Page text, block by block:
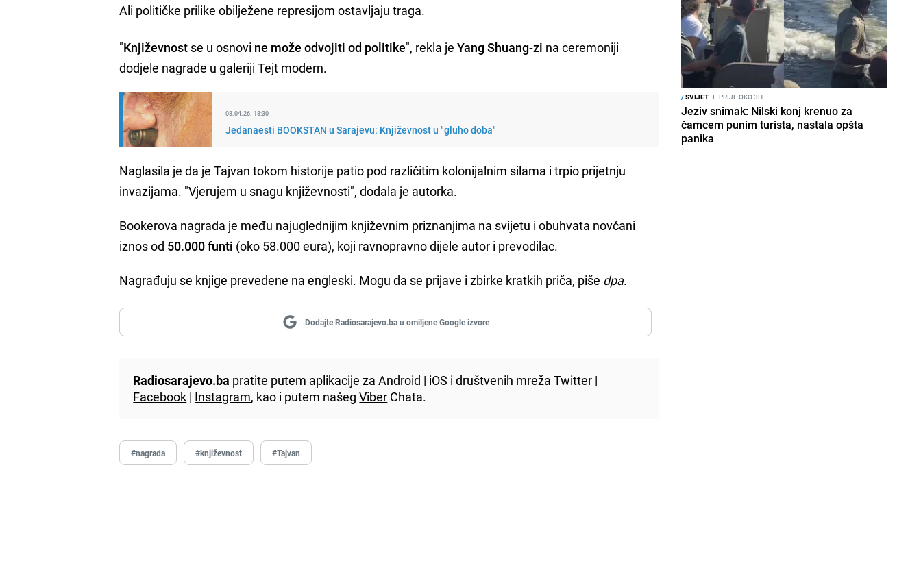
Ali političke prilike obilježene represijom ostavljaju traga.
"Književnost se u osnovi ne može odvojiti od politike", rekla je Yang Shuang-zi na ceremoniji
dodjele nagrade u galeriji Tejt modern.
08.04.26. 18:30
Jedanaesti BOOKSTAN u Sarajevu: Književnost u "gluho doba"
Naglasila je da je Tajvan tokom historije patio pod različitim kolonijalnim silama i trpio prijetnju
invazijama. "Vjerujem u snagu književnosti", dodala je autorka.
Bookerova nagrada je među najuglednijim književnim priznanjima na svijetu i obuhvata novčani
iznos od 50.000 funti (oko 58.000 eura), koji ravnopravno dijele autor i prevodilac.
Nagrađuju se knjige prevedene na engleski. Mogu da se prijave i zbirke kratkih priča, piše dpa.
Dodajte Radiosarajevo.ba u omiljene Google izvore
Radiosarajevo.ba pratite putem aplikacije zaAndroid | iOS i društvenih mrežaTwitter |
Facebook | Instagram, kao i putem našegViber Chata.
#nagrada #književnost #Tajvan
/SVIJET I PRIJE OKO 3H
Jeziv snimak: Nilski konj krenuo za
čamcem punim turista, nastala opšta
panika